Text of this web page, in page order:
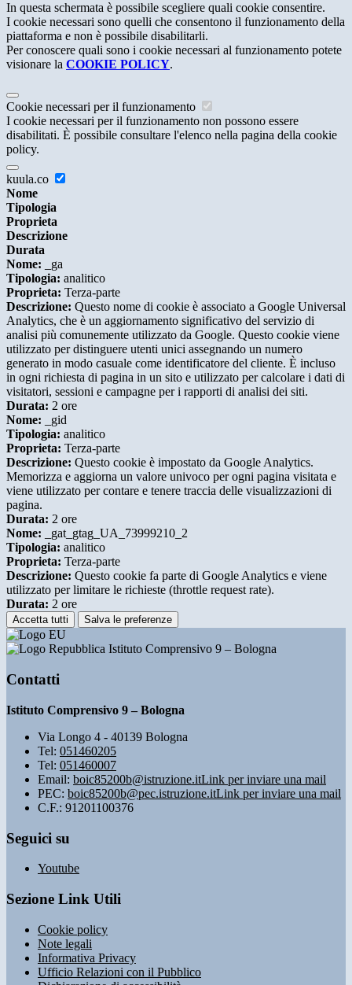
In questa schermata è possibile scegliere quali cookie consentire.
I cookie necessari sono quelli che consentono il funzionamento della
piattaforma e non è possibile disabilitarli.
Per conoscere quali sono i cookie necessari al funzionamento potete
visionare la COOKIE POLICY.
Cookie necessari per il funzionamento
I cookie necessari per il funzionamento non possono essere
disabilitati. È possibile consultare l'elenco nella pagina della cookie
policy.
kuula.co
Nome
Tipologia
Proprieta
Descrizione
Durata
Nome: _ga
Tipologia: analitico
Proprieta: Terza-parte
Descrizione: Questo nome di cookie è associato a Google Universal
Analytics, che è un aggiornamento significativo del servizio di
analisi più comunemente utilizzato da Google. Questo cookie viene
utilizzato per distinguere utenti unici assegnando un numero
generato in modo casuale come identificatore del cliente. È incluso
in ogni richiesta di pagina in un sito e utilizzato per calcolare i dati di
visitatori, sessioni e campagne per i rapporti di analisi dei siti.
Durata: 2 ore
Nome: _gid
Tipologia: analitico
Proprieta: Terza-parte
Descrizione: Questo cookie è impostato da Google Analytics.
Memorizza e aggiorna un valore univoco per ogni pagina visitata e
viene utilizzato per contare e tenere traccia delle visualizzazioni di
pagina.
Durata: 2 ore
Nome: _gat_gtag_UA_73999210_2
Tipologia: analitico
Proprieta: Terza-parte
Descrizione: Questo cookie fa parte di Google Analytics e viene
utilizzato per limitare le richieste (throttle request rate).
Durata: 2 ore
Accetta tutti Salva le preferenze
Istituto Comprensivo 9 – Bologna
Contatti
Istituto Comprensivo 9 – Bologna
Via Longo 4 - 40139 Bologna
Tel: 051460205
Tel: 051460007
Email: boic85200b@istruzione.itLink per inviare una mail
PEC: boic85200b@pec.istruzione.itLink per inviare una mail
C.F.: 91201100376
Seguici su
Youtube
Sezione Link Utili
Cookie policy
Note legali
Informativa Privacy
Ufficio Relazioni con il Pubblico